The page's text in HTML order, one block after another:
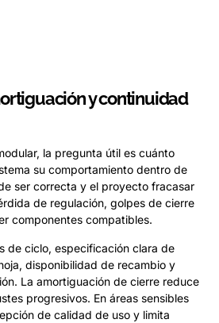
y continuidad
la pregunta útil es cuánto
su comportamiento dentro de
ser correcta y el proyecto fracasar
de regulación, golpes de cierre
componentes compatibles.
de ciclo, especificación clara de
disponibilidad de recambio y
La amortiguación de cierre reduce
progresivos. En áreas sensibles
de calidad de uso y limita